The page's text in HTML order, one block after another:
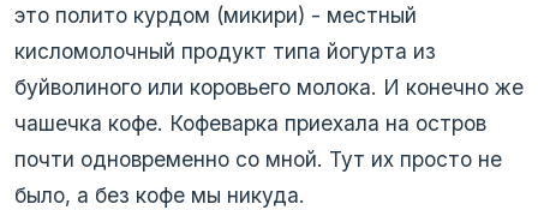
это полито курдом (микири) - местный
кисломолочный продукт типа йогурта из
буйволиного или коровьего молока. И конечно же
чашечка кофе. Кофеварка приехала на остров
почти одновременно со мной. Тут их просто не
было, а без кофе мы никуда.